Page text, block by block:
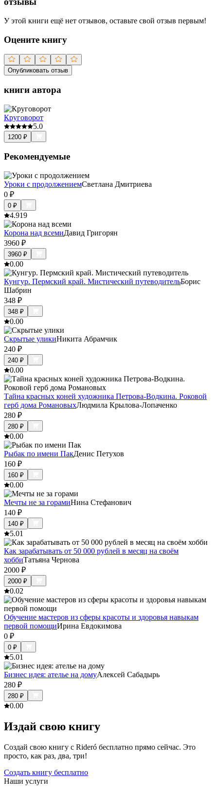
У этой книги ещё нет отзывов, оставьте свой отзыв первым!
Оцените книгу
Опубликовать отзыв
книги автора
Круговорот
5.0
1200 ₽
Рекомендуемые
Уроки с продолжениемСветлана Дмитриева
0 ₽
0 ₽
4.919
Корона над всемиДавид Григорян
3960 ₽
3960 ₽
0.00
Кунгур. Пермский край. Мистический путеводительБорис
Шабрин
348 ₽
348 ₽
0.00
Скрытые уликиНикита Абрамчик
240 ₽
240 ₽
0.00
Тайна красных коней художника Петрова-Водкина. Роковой
герб дома РомановыхЛюдмила Крылова-Лопаченко
280 ₽
280 ₽
0.00
Рыбак по имени ПакДенис Петухов
160 ₽
160 ₽
0.00
Мечты не за горамиНина Стефанович
140 ₽
140 ₽
5.01
Как зарабатывать от 50 000 рублей в месяц на своём
хоббиТатьяна Чернова
2000 ₽
2000 ₽
0.02
Обучение мастеров из сферы красоты и здоровья навыкам
первой помощиИрина Евдокимова
0 ₽
0 ₽
5.01
Бизнес идея: ателье на домуАлексей Сабадырь
280 ₽
280 ₽
0.00
Издай свою книгу
Создай свою книгу с Rideró бесплатно прямо сейчас. Это
просто, как раз, два, три!
Создать книгу бесплатно
Наши услуги